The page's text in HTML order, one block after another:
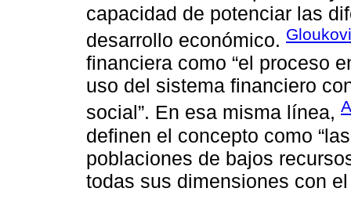
capacidad de potenciar las
desarrollo económico.
financiera como “el proceso
uso del sistema financiero
social”. En esa misma línea,
definen el concepto como
poblaciones de bajos
todas sus dimensiones con